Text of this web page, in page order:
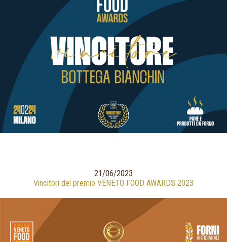
21/06/2023
Vincitori del premio VENETO FOOD AWARDS 2023